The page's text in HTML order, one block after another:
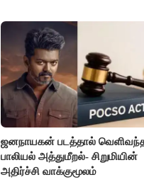
ஜனநாயகன் படத்தால்
பாலியல் அத்துமீறல்- சிறுமியின்
அதிர்ச்சி வாக்குமூலம்